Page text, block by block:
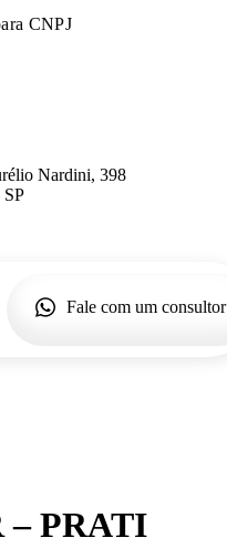
CNPJ
Nardini, 398
SP
Fale com um consultor
– PRATI